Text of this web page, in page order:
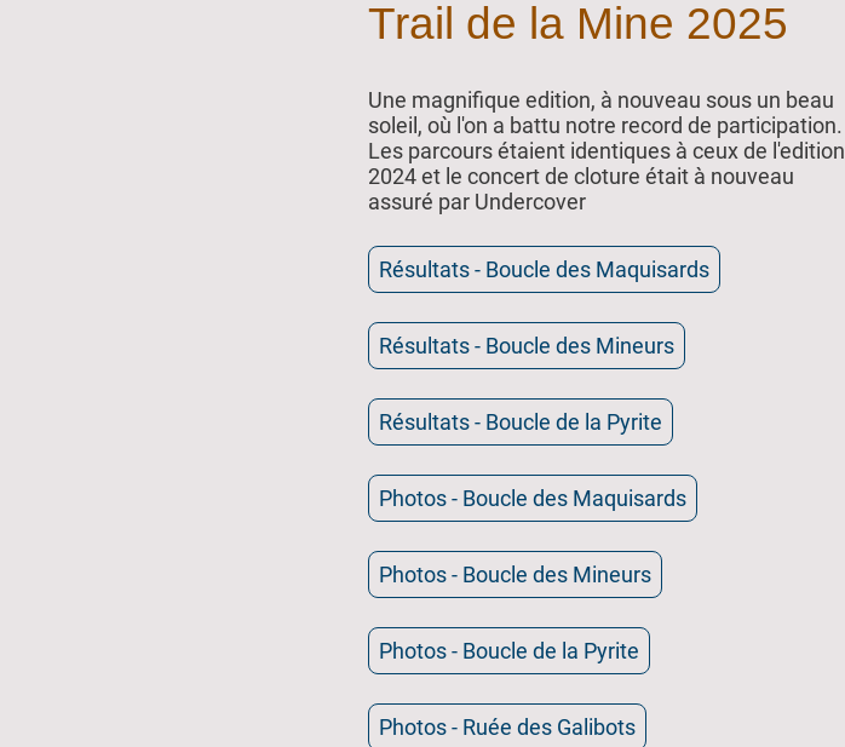
Trail de la Mine 2025
Une magnifique edition, à nouveau sous un beau
soleil, où l'on a battu notre record de participation.
Les parcours étaient identiques à ceux de l'edition
2024 et le concert de cloture était à nouveau
assuré par Undercover
Résultats - Boucle des Maquisards
Résultats - Boucle des Mineurs
Résultats - Boucle de la Pyrite
Photos - Boucle des Maquisards
Photos - Boucle des Mineurs
Photos - Boucle de la Pyrite
Photos - Ruée des Galibots